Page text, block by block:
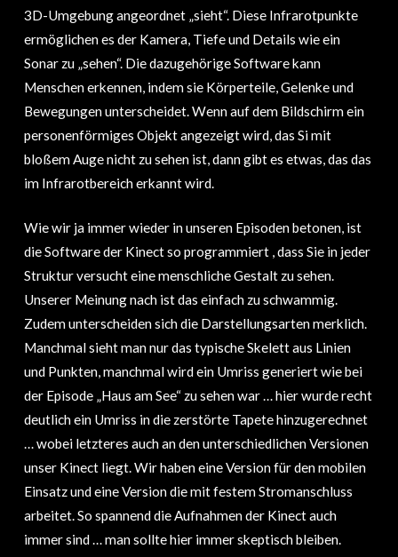
3D-Umgebung angeordnet „sieht“. Diese Infrarotpunkte
ermöglichen es der Kamera, Tiefe und Details wie ein
Sonar zu „sehen“. Die dazugehörige Software kann
Menschen erkennen, indem sie Körperteile, Gelenke und
Bewegungen unterscheidet. Wenn auf dem Bildschirm ein
personenförmiges Objekt angezeigt wird, das Si mit
bloßem Auge nicht zu sehen ist, dann gibt es etwas, das das
im Infrarotbereich erkannt wird.
Wie wir ja immer wieder in unseren Episoden betonen, ist
die Software der Kinect so programmiert , dass Sie in jeder
Struktur versucht eine menschliche Gestalt zu sehen.
Unserer Meinung nach ist das einfach zu schwammig.
Zudem unterscheiden sich die Darstellungsarten merklich.
Manchmal sieht man nur das typische Skelett aus Linien
und Punkten, manchmal wird ein Umriss generiert wie bei
der Episode „Haus am See“ zu sehen war … hier wurde recht
deutlich ein Umriss in die zerstörte Tapete hinzugerechnet
… wobei letzteres auch an den unterschiedlichen Versionen
unser Kinect liegt. Wir haben eine Version für den mobilen
Einsatz und eine Version die mit festem Stromanschluss
arbeitet. So spannend die Aufnahmen der Kinect auch
immer sind … man sollte hier immer skeptisch bleiben.